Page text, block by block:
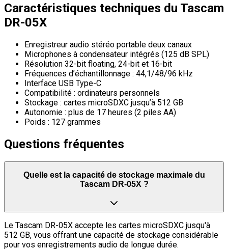
Caractéristiques techniques du Tascam
DR-05X
Enregistreur audio stéréo portable deux canaux
Microphones à condensateur intégrés (125 dB SPL)
Résolution 32-bit floating, 24-bit et 16-bit
Fréquences d’échantillonnage : 44,1/48/96 kHz
Interface USB Type-C
Compatibilité : ordinateurs personnels
Stockage : cartes microSDXC jusqu’à 512 GB
Autonomie : plus de 17 heures (2 piles AA)
Poids : 127 grammes
Questions fréquentes
Quelle est la capacité de stockage maximale du
Tascam DR-05X ?
Le Tascam DR-05X accepte les cartes microSDXC jusqu'à
512 GB, vous offrant une capacité de stockage considérable
pour vos enregistrements audio de longue durée.